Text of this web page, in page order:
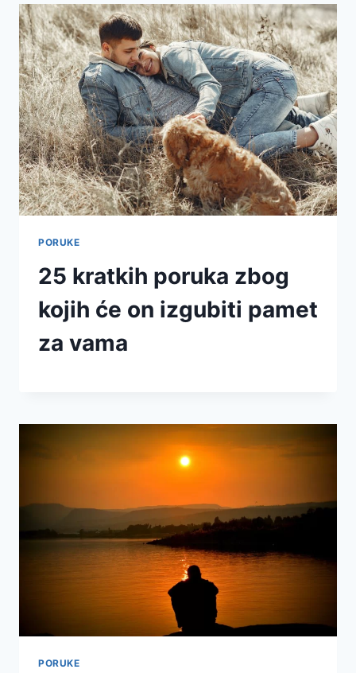
PORUKE
25 kratkih poruka zbog
kojih će on izgubiti pamet
za vama
PORUKE